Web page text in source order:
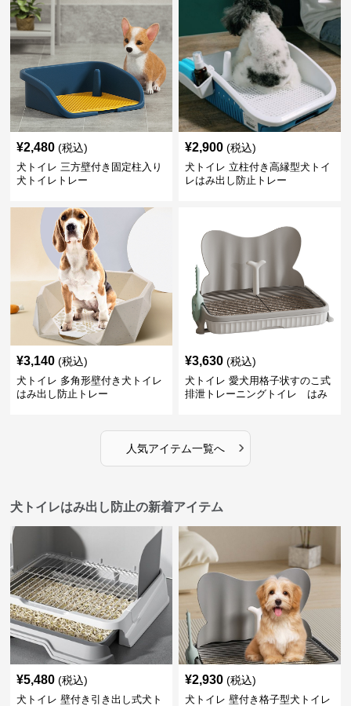
¥2,480 (税込)
犬トイレ 三方壁付き固定柱入り
犬トイレトレー
¥2,900 (税込)
犬トイレ 立柱付き高縁型犬トイ
レはみ出し防止トレー
¥3,140 (税込)
犬トイレ 多角形壁付き犬トイレ
はみ出し防止トレー
¥3,630 (税込)
犬トイレ 愛犬用格子状すのこ式
排泄トレーニングトイレ はみ
人気アイテム一覧へ ›
犬トイレはみ出し防止の新着アイテム
¥5,480 (税込)
犬トイレ 壁付き引き出し式犬ト
¥2,930 (税込)
犬トイレ 壁付き格子型犬トイレ